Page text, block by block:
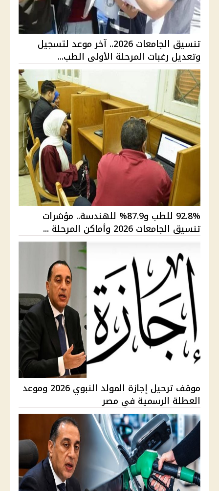
تنسيق الجامعات 2026.. آخر موعد لتسجيل
وتعديل رغبات المرحلة الأولى الطب...
92.8% للطب و87.9% للهندسة.. مؤشرات
تنسيق الجامعات 2026 وأماكن المرحلة ...
موقف ترحيل إجازة المولد النبوي 2026 وموعد
العطلة الرسمية في مصر